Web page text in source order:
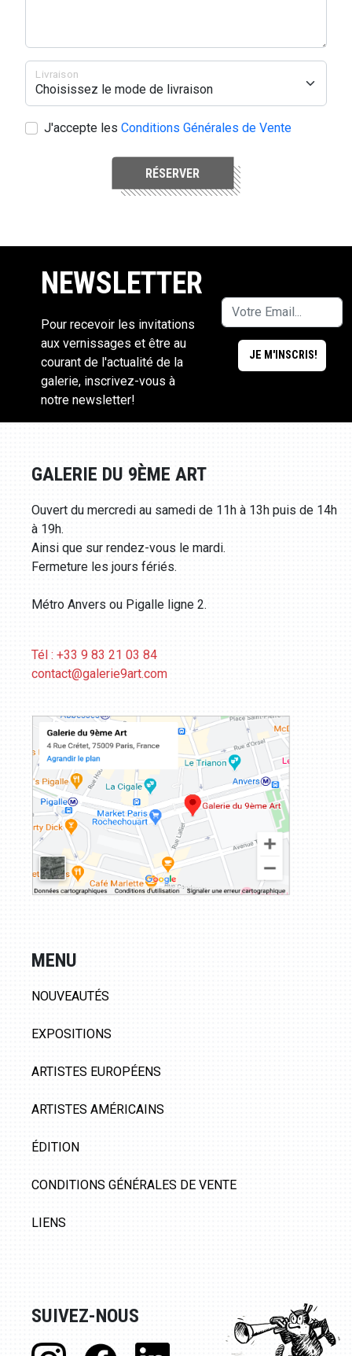
Livraison
J'accepte les Conditions Générales de Vente
RÉSERVER
NEWSLETTER
Pour recevoir les invitations
aux vernissages et être au
courant de l'actualité de la
galerie, inscrivez-vous à
notre newsletter!
GALERIE DU 9ÈME ART
Ouvert du mercredi au samedi de 11h à 13h puis de 14h
à 19h.
Ainsi que sur rendez-vous le mardi.
Fermeture les jours fériés.
Métro Anvers ou Pigalle ligne 2.
Tél : +33 9 83 21 03 84
contact@galerie9art.com
MENU
NOUVEAUTÉS
EXPOSITIONS
ARTISTES EUROPÉENS
ARTISTES AMÉRICAINS
ÉDITION
CONDITIONS GÉNÉRALES DE VENTE
LIENS
SUIVEZ-NOUS